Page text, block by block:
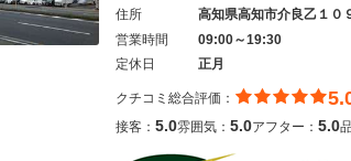
住所
高知県高知市介良乙１０
営業時間
09:00～19:30
定休日
正月
クチコミ総合評価：
接客： 5.0雰囲気： 5.0アフター： 5.0